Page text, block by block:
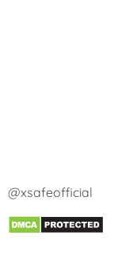
@xsafeofficial